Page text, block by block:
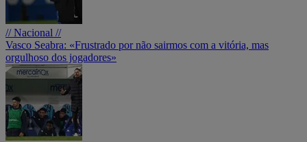
// Nacional //
Vasco Seabra: «Frustrado por não sairmos com a vitória, mas
orgulhoso dos jogadores»